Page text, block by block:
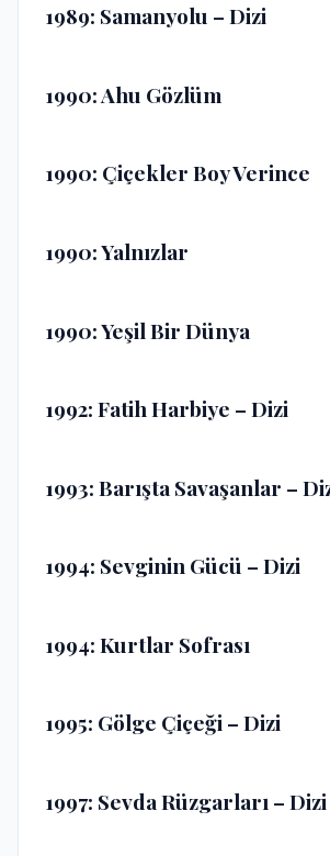
1989: Samanyolu – Dizi
1990: Ahu Gözlüm
1990: Çiçekler Boy Verince
1990: Yalnızlar
1990: Yeşil Bir Dünya
1992: Fatih Harbiye – Dizi
1993: Barışta Savaşanlar –
1994: Sevginin Gücü – Dizi
1994: Kurtlar Sofrası
1995: Gölge Çiçeği – Dizi
1997: Sevda Rüzgarları – Dizi